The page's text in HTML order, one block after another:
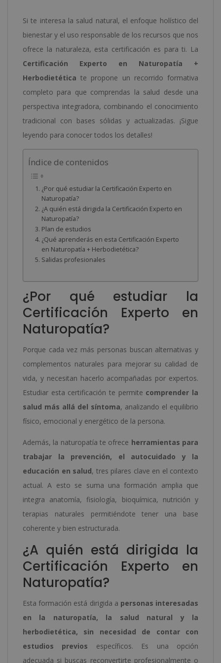
Si te interesa la salud natural, el enfoque holístico del
bienestar y el uso responsable de los recursos que nos
ofrece la naturaleza, esta certificación es para ti. La
Certificación Experto en Naturopatía +
Herbodietética te propone un recorrido formativa
completo para que comprendas la salud desde una
perspectiva integradora, combinando el conocimiento
tradicional con bases sólidas y actualizadas. ¡Sigue
leyendo para conocer todos los detalles!
Índice de contenidos
¿Por qué estudiar la Certificación Experto en
Naturopatía?
¿A quién está dirigida la Certificación Experto en
Naturopatía?
Plan de estudios
¿Qué aprenderás en esta Certificación Experto
en Naturopatía + Herbodietética?
Salidas profesionales
¿Por qué estudiar la
Certificación Experto en
Naturopatía?
Porque cada vez más personas buscan alternativas y
complementos naturales para mejorar su calidad de
vida, y necesitan hacerlo acompañadas por expertos.
Estudiar esta certificación te permite comprender la
salud más allá del síntoma, analizando el equilibrio
físico, emocional y energético de la persona.
Además, la naturopatía te ofrece herramientas para
trabajar la prevención, el autocuidado y la
educación en salud, tres pilares clave en el contexto
actual. A esto se suma una formación amplia que
integra anatomía, fisiología, bioquímica, nutrición y
terapias naturales permitiéndote tener una base
coherente y bien estructurada.
¿A quién está dirigida la
Certificación Experto en
Naturopatía?
Esta formación está dirigida a personas interesadas
en la naturopatía, la salud natural y la
herbodietética, sin necesidad de contar con
estudios previos específicos. Es una opción
adecuada si buscas reconvertirte profesionalmente o